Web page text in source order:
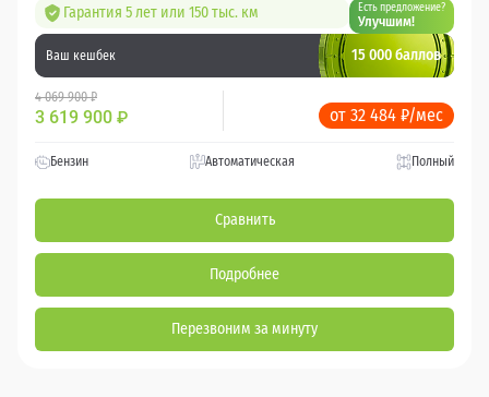
Гарантия 5 лет или 150 тыс. км Есть предложение?
Улучшим!
Ваш кешбек 15 000 баллов
4 069 900 ₽
3 619 900 ₽ от 32 484 ₽/мес
Бензин Автоматическая Полный
Сравнить
Подробнее
Перезвоним за минуту